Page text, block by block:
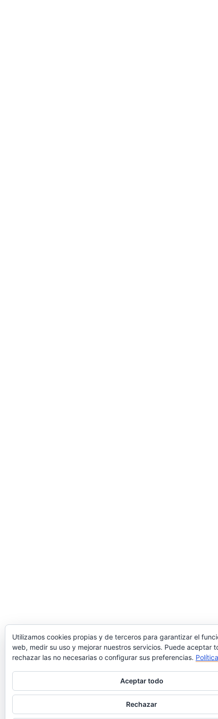
Utilizamos cookies propias y de terceros para garantizar el
web, medir su uso y mejorar nuestros servicios. Puede aceptar
rechazar las no necesarias o configurar sus preferencias.
Aceptar todo
Rechazar